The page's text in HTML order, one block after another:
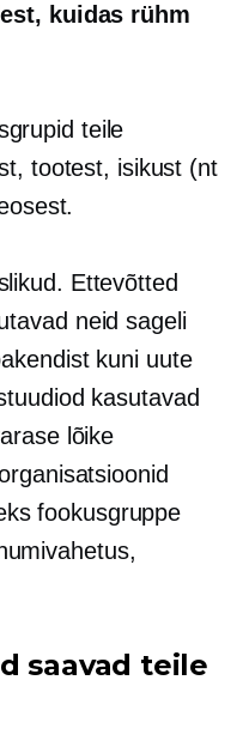
kuidas rühm
teile
tootest, isikust (nt
Ettevõtted
neid sageli
kuni uute
kasutavad
lõike
fookusgruppe
saavad teile